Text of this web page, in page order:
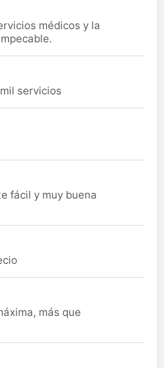
médicos y la
servicios
fácil y muy buena
más que